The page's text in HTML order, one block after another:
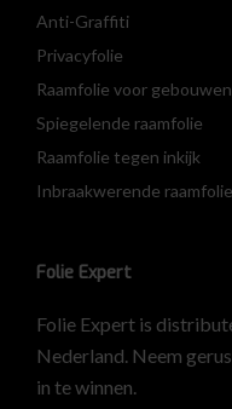
Anti-Graffiti
Privacyfolie
Raamfolie voor gebouwen
Spiegelende raamfolie
Raamfolie tegen inkijk
Inbraakwerende raamfolie
Folie Expert
Folie Expert is
Nederland. Neem
in te winnen.